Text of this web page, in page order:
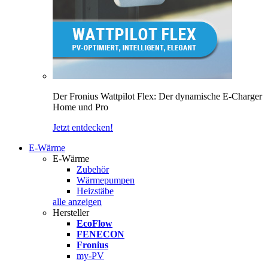
Der Fronius Wattpilot Flex: Der dynamische E-Charger
Home und Pro
Jetzt entdecken!
E-Wärme
E-Wärme
Zubehör
Wärmepumpen
Heizstäbe
alle anzeigen
Hersteller
EcoFlow
FENECON
Fronius
my-PV